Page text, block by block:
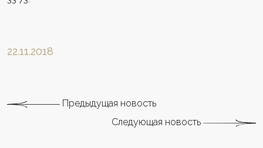
22.11.2018
Предыдущая новость
Следующая новость